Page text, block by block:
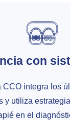
con
CCO integra los
y utiliza
en el